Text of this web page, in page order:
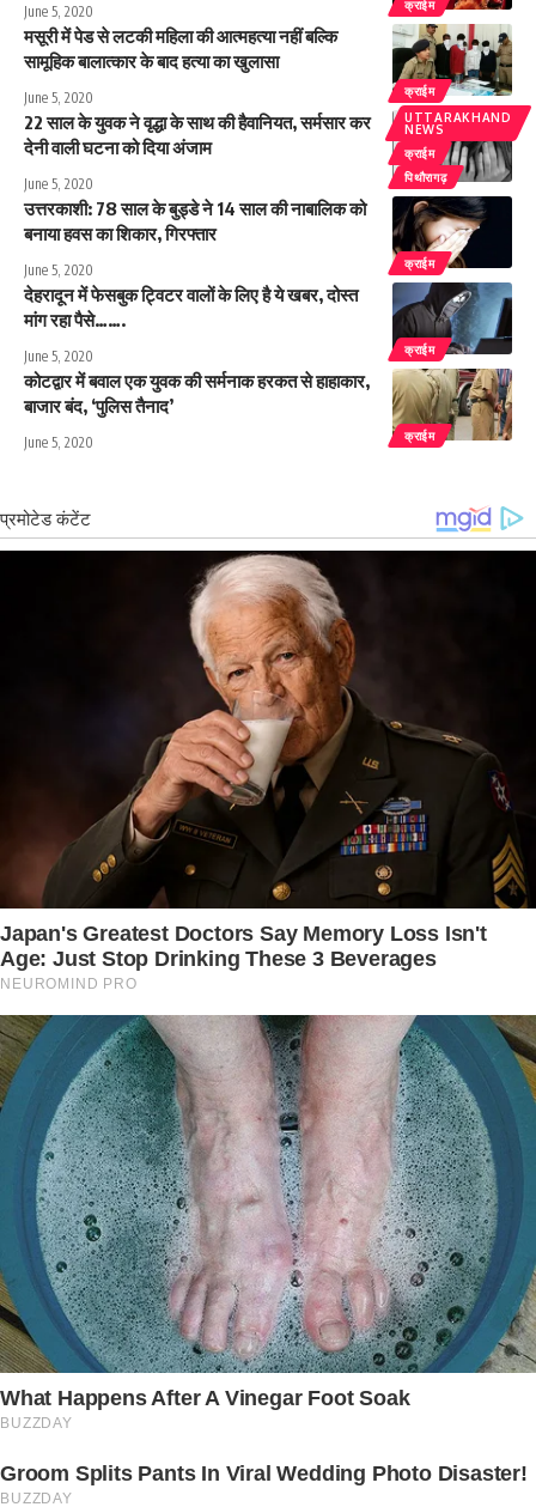
क्राईम
June 5, 2020
क्राईम
मसूरी में पेड से लटकी महिला की आत्महत्या नहीं बल्कि
सामूहिक बालात्कार के बाद हत्या का खुलासा
June 5, 2020
UTTARAKHAND
NEWS
क्राईम
पिथौरागढ़
22 साल के युवक ने वृद्धा के साथ की हैवानियत, सर्मसार कर
देनी वाली घटना को दिया अंजाम
June 5, 2020
क्राईम
उत्तरकाशी: 78 साल के बुड्डे ने 14 साल की नाबालिक को
बनाया हवस का शिकार, गिरफ्तार
June 5, 2020
क्राईम
देहरादून में फेसबुक ट्विटर वालों के लिए है ये खबर, दोस्त
मांग रहा पैसे…….
June 5, 2020
क्राईम
कोटद्वार में बवाल एक युवक की सर्मनाक हरकत से हाहाकार,
बाजार बंद, ‘पुलिस तैनाद’
June 5, 2020